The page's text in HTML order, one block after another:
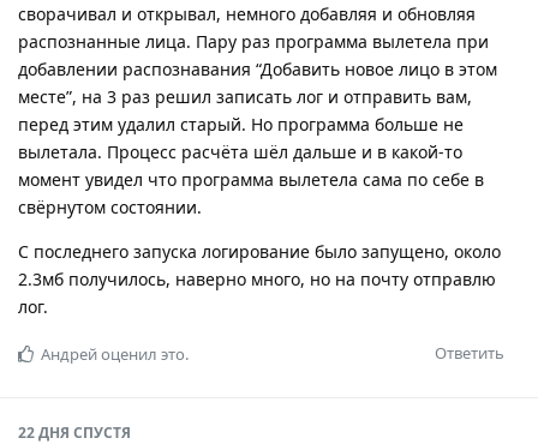
сворачивал и открывал, немного добавляя и обновляя
распознанные лица. Пару раз программа вылетела при
добавлении распознавания “Добавить новое лицо в этом
месте”, на 3 раз решил записать лог и отправить вам,
перед этим удалил старый. Но программа больше не
вылетала. Процесс расчёта шёл дальше и в какой-то
момент увидел что программа вылетела сама по себе в
свёрнутом состоянии.
С последнего запуска логирование было запущено, около
2.3мб получилось, наверно много, но на почту отправлю
лог.
Ответить
Андрейоценил это.
22 ДНЯ СПУСТЯ